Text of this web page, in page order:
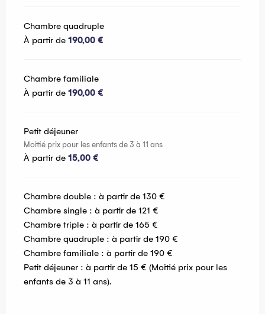
Chambre quadruple
À partir de 190,00 €
Chambre familiale
À partir de 190,00 €
Petit déjeuner
Moitié prix pour les enfants de 3 à 11 ans
À partir de 15,00 €
Chambre double : à partir de 130 €
Chambre single : à partir de 121 €
Chambre triple : à partir de 165 €
Chambre quadruple : à partir de 190 €
Chambre familiale : à partir de 190 €
Petit déjeuner : à partir de 15 € (Moitié prix pour les
enfants de 3 à 11 ans).